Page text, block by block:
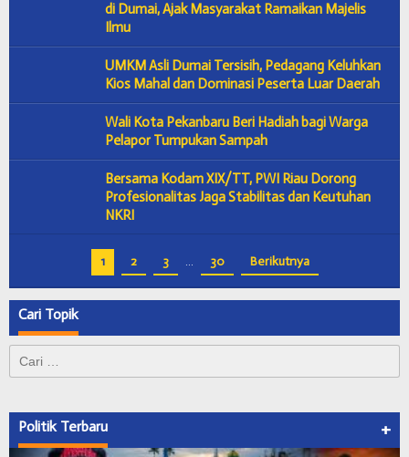
di Dumai, Ajak Masyarakat Ramaikan Majelis
Ilmu
UMKM Asli Dumai Tersisih, Pedagang Keluhkan
Kios Mahal dan Dominasi Peserta Luar Daerah
Wali Kota Pekanbaru Beri Hadiah bagi Warga
Pelapor Tumpukan Sampah
Bersama Kodam XIX/TT, PWI Riau Dorong
Profesionalitas Jaga Stabilitas dan Keutuhan
NKRI
1 2 3 … 30 Berikutnya
Cari Topik
untuk:
Politik Terbaru +